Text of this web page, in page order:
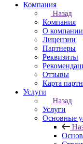
Компания
Назад
Компания
О компании
Лицензии
Партнеры
Реквизиты
Отзывы
Карта
Услуги
Назад
Услуги
Основные